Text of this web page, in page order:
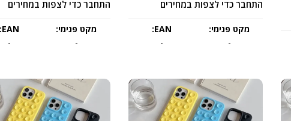
התחבר כדי לצפות במחירים
מקט פנימי:
-
EAN:
-
התחבר כדי לצפות במחירים
מקט פנימי:
-
EAN:
-